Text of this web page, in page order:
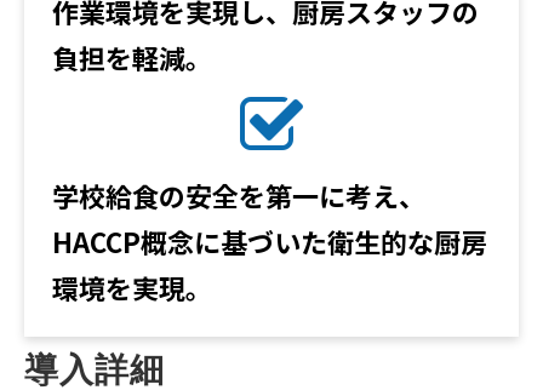
作業環境を実現し、厨房スタッフの
負担を軽減。
学校給食の安全を第一に考え、
HACCP概念に基づいた衛生的な厨房
環境を実現。
導入詳細